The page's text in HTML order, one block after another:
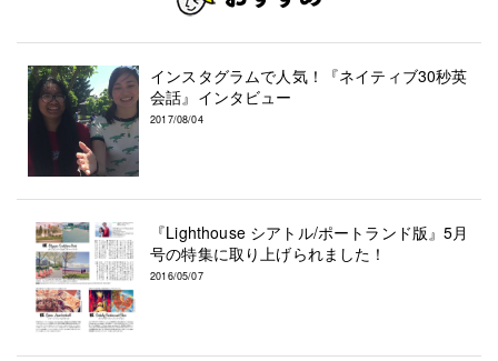
インスタグラムで人気！『ネイティブ30秒英
会話』インタビュー
2017/08/04
『Lighthouse シアトル/ポートランド版』5月
号の特集に取り上げられました！
2016/05/07